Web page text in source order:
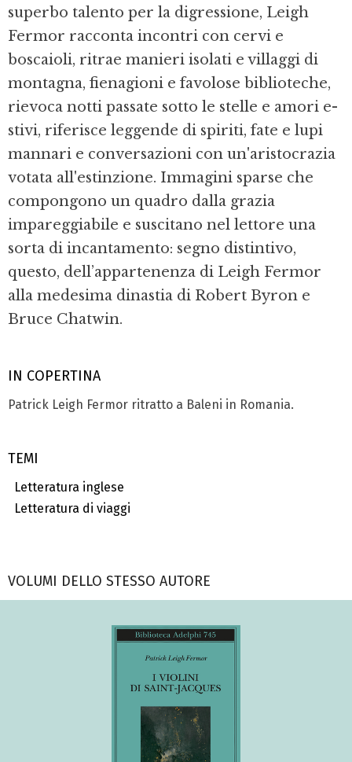
IN COPERTINA
Patrick Leigh Fermor ritratto a Baleni in Romania.
TEMI
Letteratura inglese
Letteratura di viaggi
superbo talento per la digressione, Leigh
Fermor racconta incontri con cervi e
boscaioli, ritrae manieri isolati e villaggi di
montagna, fie­nagioni e favolose biblioteche,
rievoca notti passate sotto le stelle e amori e­
stivi, riferisce leggende di spiriti, fate e lupi
manna­ri e conversazioni con un'aristo­crazia
votata all'estinzio­ne. Immagini sparse che
compongono un quadro dalla grazia
impareggiabile e suscitano nel lettore una
sorta di incantamento: segno distintivo,
questo, dell’appartenenza di Leigh Fermor
alla medesima dinastia di Robert Byron e
Bruce Chatwin.
VOLUMI DELLO STESSO AUTORE